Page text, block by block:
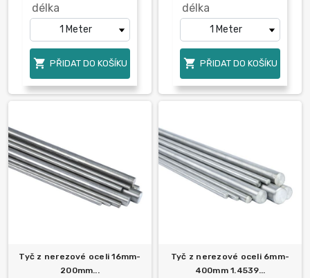
délka
 PŘIDAT DO KOŠÍKU
délka
 PŘIDAT DO KOŠÍKU
Tyč z nerezové oceli 16mm-
200mm...
Tyč z nerezové oceli 6mm-
400mm 1.4539...